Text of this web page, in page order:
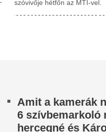
után a kormány is
senki ne sétáljon
pedig továbbra is azt
hogy szerinte Magyarország „utolsó
elnökét Sulyok...